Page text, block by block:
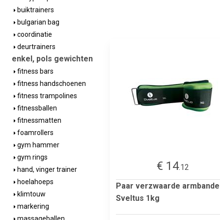
buiktrainers
bulgarian bag
coordinatie
deurtrainers
enkel, pols gewichten
fitness bars
fitness handschoenen
fitness trampolines
fitnessballen
fitnessmatten
foamrollers
gym hammer
gym rings
hand, vinger trainer
hoelahoeps
klimtouw
markering
€ 14.12
Paar verzwaarde
Sveltus 1kg